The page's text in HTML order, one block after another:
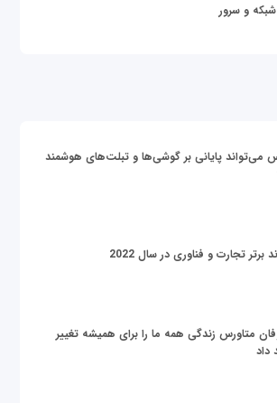
شبکه و سرور
می‌تواند پایانی بر گوشی‌ها و تبلت‌های هوشمند
متاورس زندگی همه ما را برای همیشه تغییر
داد